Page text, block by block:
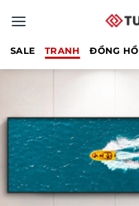
qua
SALE TRANH ĐỒNG HỒ